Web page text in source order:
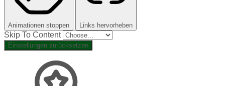
Animationen stoppen Links hervorheben
Skip To Content
Einstellungen zurücksetzen